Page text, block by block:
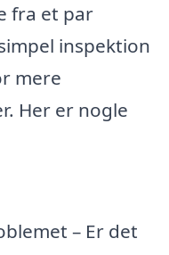
fra et par
inspektion
mere
Her er nogle
– Er det